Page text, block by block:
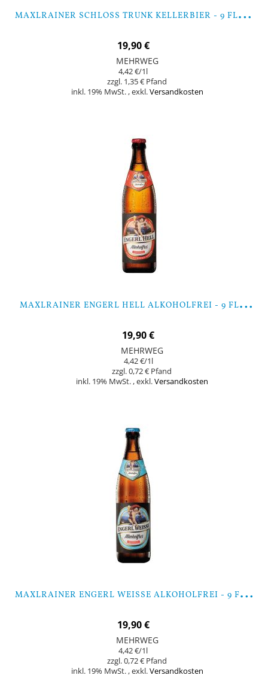
M
AXLRAINER SCHLOSS TRUNK KELLERBIER - 9 FLASCHEN
19,90 €
MEHRWEG
4,42 €/1l
1,35 €
inkl. 19% MwSt. ,exkl.Versandkosten
M
AXLRAINER ENGERL HELL ALKOHOLFREI - 9 FLASCHEN
19,90 €
MEHRWEG
4,42 €/1l
0,72 €
inkl. 19% MwSt. ,exkl.Versandkosten
M
AXLRAINER ENGERL WEISSE ALKOHOLFREI - 9 FLASCHEN
19,90 €
MEHRWEG
4,42 €/1l
0,72 €
inkl. 19% MwSt. ,exkl.Versandkosten